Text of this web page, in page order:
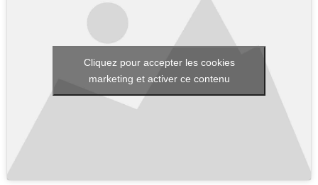
Cliquez pour accepter les cookies
marketing et activer ce contenu